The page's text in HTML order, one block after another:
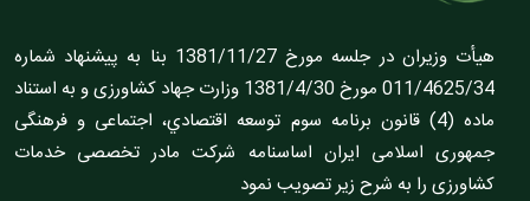
هيأت وزيران در جلسه مورخ 1381/11/27 بنا به پيشنهاد شماره
011/4625/34 مورخ 1381/4/30 وزارت جهاد کشاورزى و به استناد
ماده (4) قانون برنامه سوم توسعه اقتصادي، اجتماعى و فرهنگى
جمهورى اسلامى ايران اساسنامه شرکت مادر تخصصى خدمات
کشاورزى را به شرح زير تصويب نمود